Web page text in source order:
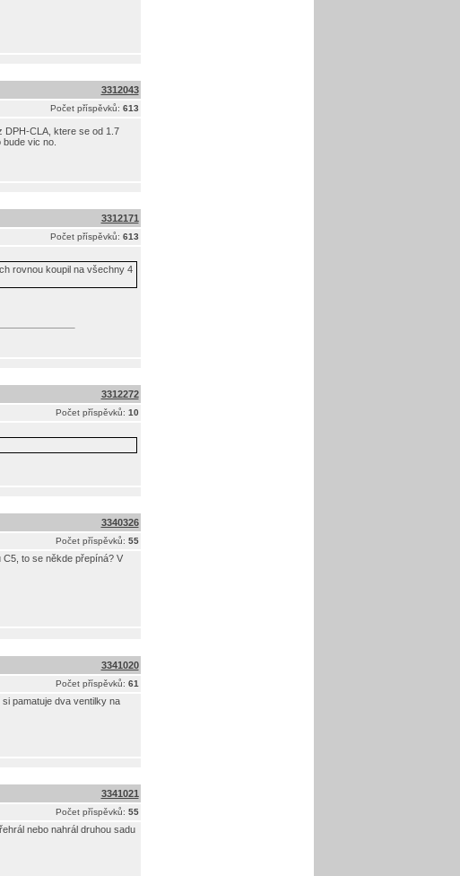
3312043
Počet příspěvků: 613
DPH-CLA, ktere se od 1.7
vic no.
3312171
Počet příspěvků: 613
rovnou koupil na všechny 4
3312272
Počet příspěvků: 10
3340326
Počet příspěvků: 55
to se někde přepíná? V
3341020
Počet příspěvků: 61
pamatuje dva ventilky na
3341021
Počet příspěvků: 55
nebo nahrál druhou sadu